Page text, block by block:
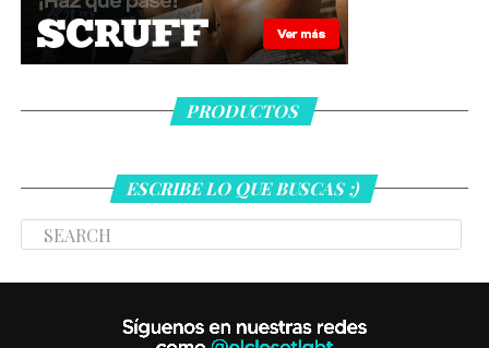
PRODUCTOS
ESCRIBE LO QUE BUSCAS ;)